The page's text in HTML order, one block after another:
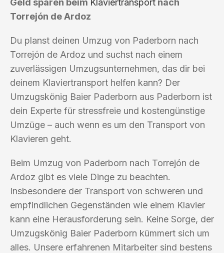
Geld sparen beim Klaviertransport nach
Torrejón de Ardoz
Du planst deinen Umzug von Paderborn nach
Torrejón de Ardoz und suchst nach einem
zuverlässigen Umzugsunternehmen, das dir bei
deinem Klaviertransport helfen kann? Der
Umzugskönig Baier Paderborn aus Paderborn ist
dein Experte für stressfreie und kostengünstige
Umzüge – auch wenn es um den Transport von
Klavieren geht.
Beim Umzug von Paderborn nach Torrejón de
Ardoz gibt es viele Dinge zu beachten.
Insbesondere der Transport von schweren und
empfindlichen Gegenständen wie einem Klavier
kann eine Herausforderung sein. Keine Sorge, der
Umzugskönig Baier Paderborn kümmert sich um
alles. Unsere erfahrenen Mitarbeiter sind bestens